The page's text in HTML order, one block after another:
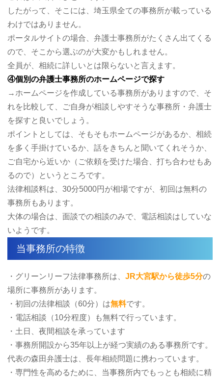
したがって、そこには、埼玉県全ての事務所が載っている
わけではありません。
ポータルサイトの場合、弁護士事務所がたくさん出てくる
ので、そこから選ぶのが大変かもしれません。
全員が、相続に詳しいとは限らないと言えます。
④個別の弁護士事務所のホームページで探す
→ホームページを作成している事務所がありますので、そ
れを比較して、ご自身が相談しやすそうな事務所・弁護士
を探すと良いでしょう。
ポイントとしては、そもそもホームページがあるか、相続
を多く手掛けているか、話をきちんと聞いてくれそうか、
ご自宅から近いか（ご依頼を受けた場合、打ち合わせもあ
るので）というところです。
法律相談料は、30分5000円が相場ですが、初回は無料の
事務所もあります。
大体の場合は、面談での相談のみで、電話相談はしていな
いようです。
当事務所の特徴
・グリーンリーフ法律事務所は、 JR大宮駅から徒歩5分の
場所に事務所があります。
・初回の法律相談（60分）は無料です。
・電話相談（10分程度）も無料で行っています。
・土日、夜間相談を承っています
・事務所開設から35年以上が経つ実績のある事務所です。
代表の森田弁護士は、長年相続問題に携わっています。
・専門性を高めるために、当事務所内でもっとも相続に精